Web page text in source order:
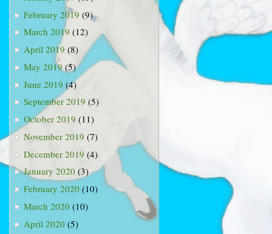
February 2019 (9)
March 2019 (12)
April 2019 (8)
May 2019(5)
June 2019 (4)
September 2019 (5)
October 2019 (11)
November 2019 (7)
December 2019 (4)
January 2020 (3)
February 2020 (10)
March 2020 (10)
April 2020 (5)